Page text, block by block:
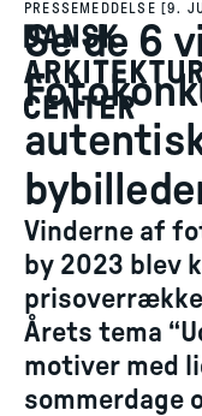
PRESSEMEDDELSE [9.
Se de 6
Vinderne af
by 2023 blev
Årets tema
motiver med
sommerdage